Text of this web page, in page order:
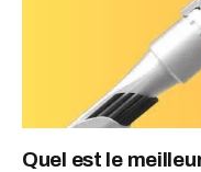
Quel est le